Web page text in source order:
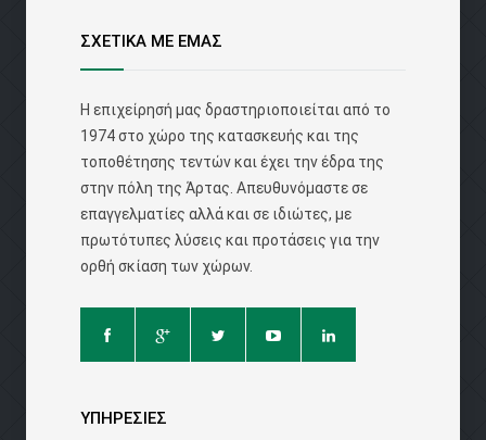
ΣΧΕΤΙΚΑ ΜΕ ΕΜΑΣ
Η επιχείρησή μας δραστηριοποιείται από το
1974 στο χώρο της κατασκευής και της
τοποθέτησης τεντών και έχει την έδρα της
στην πόλη της Άρτας. Απευθυνόμαστε σε
επαγγελματίες αλλά και σε ιδιώτες, με
πρωτότυπες λύσεις και προτάσεις για την
ορθή σκίαση των χώρων.
ΥΠΗΡΕΣΙΕΣ